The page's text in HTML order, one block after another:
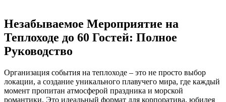
Незабываемое Мероприятие на
Теплоходе до 60 Гостей: Полное
Руководство
Организация события на теплоходе – это не просто выбор
локации, а создание уникального плавучего мира, где каждый
момент пропитан атмосферой праздника и морской
романтики. Это идеальный формат для корпоратива, юбилея